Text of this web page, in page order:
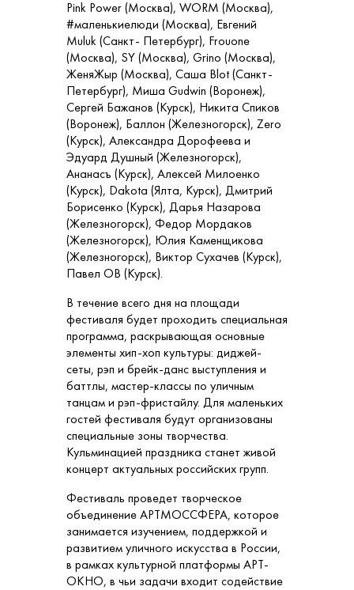
Pink Power (Москва), WORM (Москва),
#маленькиелюди (Москва), Евгений
Muluk (Санкт- Петербург), Frouone
(Москва), SY (Москва), Grino (Москва),
ЖеняЖыр (Москва), Саша Blot (Санкт-
Петербург), Миша Gudwin (Воронеж),
Сергей Бажанов (Курск), Никита Спиков
(Воронеж), Баллон (Железногорск), Zero
(Курск), Александра Дорофеева и
Эдуард Душный (Железногорск),
Ананасъ (Курск), Алексей Милоенко
(Курск), Dakota (Ялта, Курск), Дмитрий
Борисенко (Курск), Дарья Назарова
(Железногорск), Федор Мордаков
(Железногорск), Юлия Каменщикова
(Железногорск), Виктор Сухачев (Курск),
Павел ОВ (Курск).
В течение всего дня на площади
фестиваля будет проходить специальная
программа, раскрывающая основные
элементы хип-хоп культуры: диджей-
сеты, рэп и брейк-данс выступления и
баттлы, мастер-классы по уличным
танцам и рэп-фристайлу. Для маленьких
гостей фестиваля будут организованы
специальные зоны творчества.
Кульминацией праздника станет живой
концерт актуальных российских групп.
Фестиваль проведет творческое
объединение АРТМОССФЕРА, которое
занимается изучением, поддержкой и
развитием уличного искусства в России,
в рамках культурной платформы АРТ-
ОКНО, в чьи задачи входит содействие